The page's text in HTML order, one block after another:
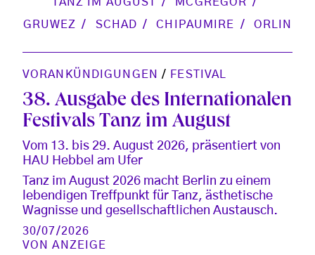
GRUWEZ
SCHAD CHIPAUMIRE ORLIN
VORANKÜNDIGUNGEN / FESTIVAL
38. Ausgabe des Internationalen
Festivals Tanz im August
Vom 13. bis 29. August 2026, präsentiert von
HAU Hebbel am Ufer
Tanz im August 2026 macht Berlin zu einem
lebendigen Treffpunkt für Tanz, ästhetische
Wagnisse und gesellschaftlichen Austausch.
30/07/2026
VONANZEIGE